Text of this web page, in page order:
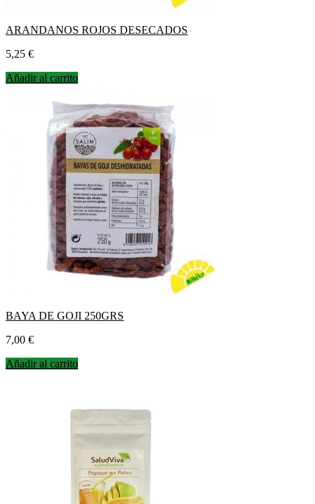
ARANDANOS ROJOS DESECADOS
Precio
5,25 €
Añadir al carrito
BAYA DE GOJI 250GRS
Precio
7,00 €
Añadir al carrito